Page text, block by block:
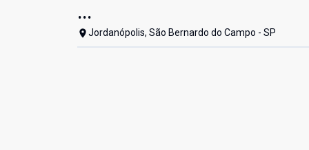
...
Jordanópolis, São Bernardo do Campo - SP